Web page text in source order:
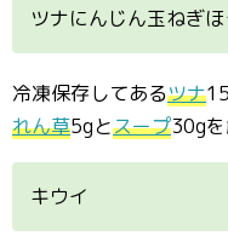
ツナにんじん玉ねぎ
冷凍保存してあるツナ
れん草5gとスープ30gを
キウイ